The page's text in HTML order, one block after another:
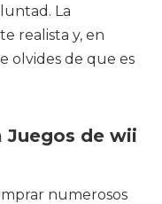
La
realista y, en
olvides de que es
Juegos de wii
numerosos